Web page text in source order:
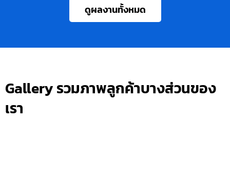
ดูผลงานทั้งหมด
Gallery รวมภาพลูกค้าบางส่วนของ
เรา